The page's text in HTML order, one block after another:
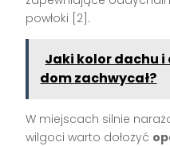
powłoki [2].
Jaki kolor dachu
dom zachwycał?
W miejscach silnie
wilgoci warto dołożyć